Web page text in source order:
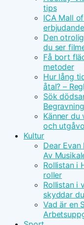
tips
ICA Mall
Den
du ser
Få bort
metoder
Hur lång
åtal? –
Sök
Känner du
och
Kultur
Dear
Av
Rollistan i
roller
Rollistan i
skyddar
Vad är en